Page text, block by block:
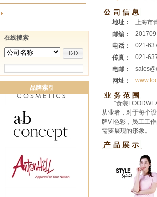
在线搜索
品牌索引
地址：
上海市
邮编：
201709
电话：
021-
传真：
021-
电邮：
网址：
“食装
从业者，对于每个
牌VI色彩，员工工
需要展现的形象。